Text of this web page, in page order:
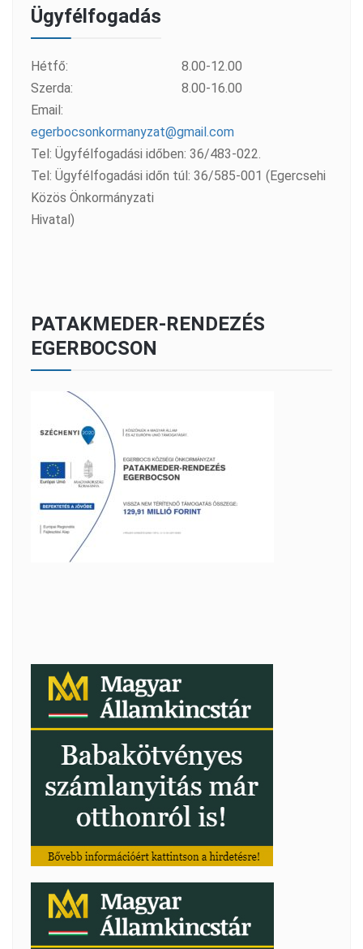
Ügyfélfogadás
Hétfő:
8.00-12.00
Szerda:
8.00-16.00
Email:
egerbocsonkormanyzat@gmail.com
Tel: Ügyfélfogadási időben: 36/483-022.
Tel: Ügyfélfogadási időn túl: 36/585-001 (Egercsehi
Közös Önkormányzati
Hivatal)
PATAKMEDER-RENDEZÉS
EGERBOCSON